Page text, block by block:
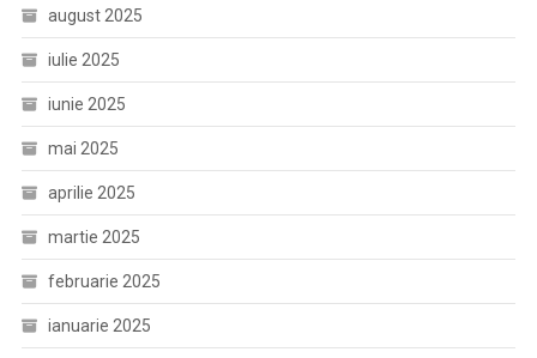
august 2025
iulie 2025
iunie 2025
mai 2025
aprilie 2025
martie 2025
februarie 2025
ianuarie 2025